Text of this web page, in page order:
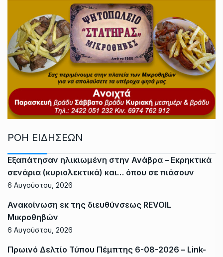
ΡΟΗ ΕΙΔΗΣΕΩΝ
Εξαπάτησαν ηλικιωμένη στην Ανάβρα – Εκρηκτικά
σενάρια (κυριολεκτικά) και… όπου σε πιάσουν
6 Αυγούστου, 2026
Ανακοίνωση εκ της διευθύνσεως REVOIL
Μικροθηβών
6 Αυγούστου, 2026
Πρωινό Δελτίο Τύπου Πέμπτης 6-08-2026 – Link-